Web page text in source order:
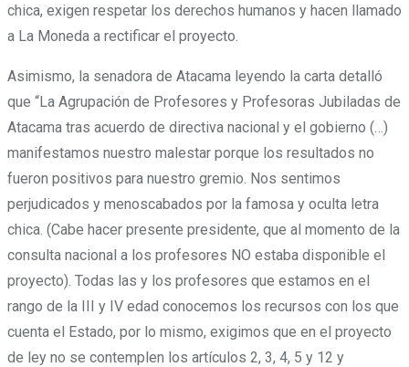
chica, exigen respetar los derechos humanos y hacen llamado
a La Moneda a rectificar el proyecto.
Asimismo, la senadora de Atacama leyendo la carta detalló
que “La Agrupación de Profesores y Profesoras Jubiladas de
Atacama tras acuerdo de directiva nacional y el gobierno (…)
manifestamos nuestro malestar porque los resultados no
fueron positivos para nuestro gremio. Nos sentimos
perjudicados y menoscabados por la famosa y oculta letra
chica. (Cabe hacer presente presidente, que al momento de la
consulta nacional a los profesores NO estaba disponible el
proyecto). Todas las y los profesores que estamos en el
rango de la III y IV edad conocemos los recursos con los que
cuenta el Estado, por lo mismo, exigimos que en el proyecto
de ley no se contemplen los artículos 2, 3, 4, 5 y 12 y